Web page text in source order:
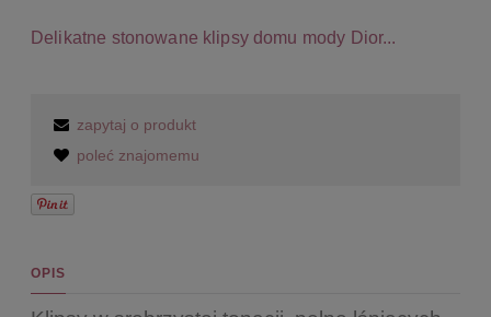
Delikatne stonowane klipsy domu mody Dior...
zapytaj o produkt
poleć znajomemu
OPIS